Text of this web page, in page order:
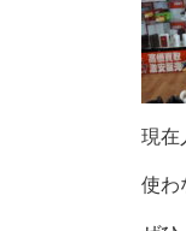
現在
使わ